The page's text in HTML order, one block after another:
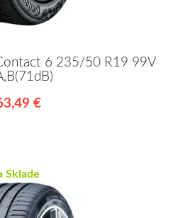
6 235/50 R19 99V
€
Sklade